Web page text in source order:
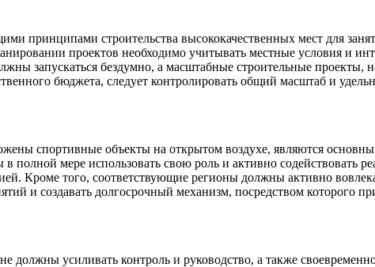
принципами строительства высококачественных мест для
проектов необходимо учитывать местные условия и
запускаться бездумно, а масштабные строительные
бюджета, следует контролировать общий масштаб и
спортивные объекты на открытом воздухе, являются
мере использовать свою роль и активно содействовать
Кроме того, соответствующие регионы должны активно
и создавать долгосрочный механизм, посредством которого
усиливать контроль и руководство, а также